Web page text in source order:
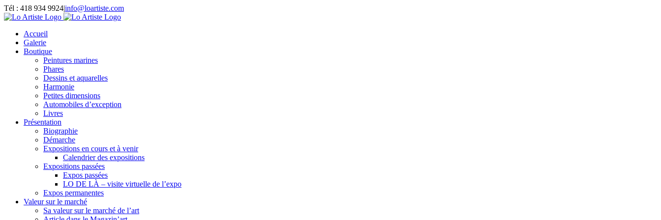
Passer
au
Tél : 418 934 9924|info@loartiste.com
Facebook
Instagram
Email
Pinterest
YouTube
Accueil
Galerie
Boutique
Peintures marines
Phares
Dessins et aquarelles
Harmonie
Petites dimensions
Automobiles d’exception
Livres
Présentation
Biographie
Démarche
Expositions en cours et à venir
Calendrier des expositions
Expositions passées
Expos passées
LO DE LÀ – visite virtuelle de l’expo
Expos permanentes
Valeur sur le marché
Sa valeur sur le marché de l’art